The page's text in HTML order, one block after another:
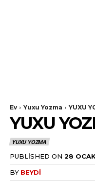
Ev Yuxu Yozma YUXU
YUXU
YUXU YOZMA
PUBLISHED ON 28
BY BEYDI